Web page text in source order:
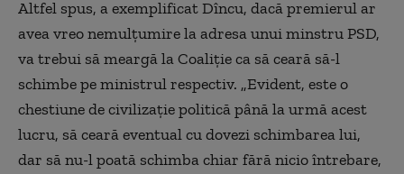
Altfel spus, a exemplificat Dîncu, dacă premierul ar
avea vreo nemulțumire la adresa unui minstru PSD,
va trebui să meargă la Coaliție ca să ceară să-l
schimbe pe ministrul respectiv. „Evident, este o
chestiune de civilizație politică până la urmă acest
lucru, să ceară eventual cu dovezi schimbarea lui,
dar să nu-l poată schimba chiar fără nicio întrebare,